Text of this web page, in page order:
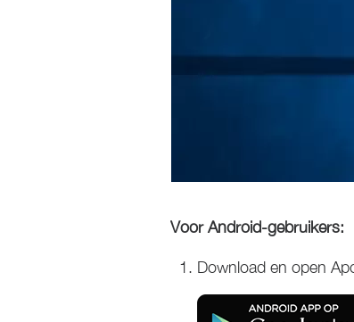
Voor Android-gebruikers:
Download en open